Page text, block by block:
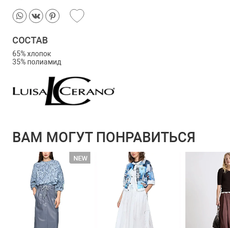
СОСТАВ
65% хлопок
35% полиамид
ВАМ МОГУТ ПОНРАВИТЬСЯ